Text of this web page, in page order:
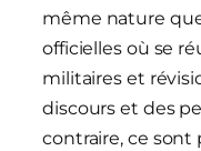
même nature
officielles où se
militaires et
discours et des
contraire, ce